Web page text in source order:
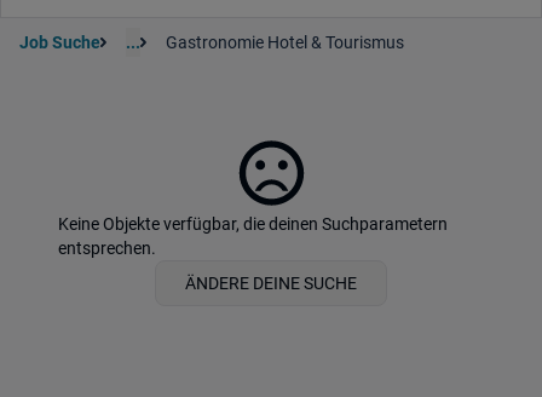
Job Suche ... Gastronomie Hotel & Tourismus
Keine Objekte verfügbar, die deinen Suchparametern
entsprechen.
ÄNDERE DEINE SUCHE